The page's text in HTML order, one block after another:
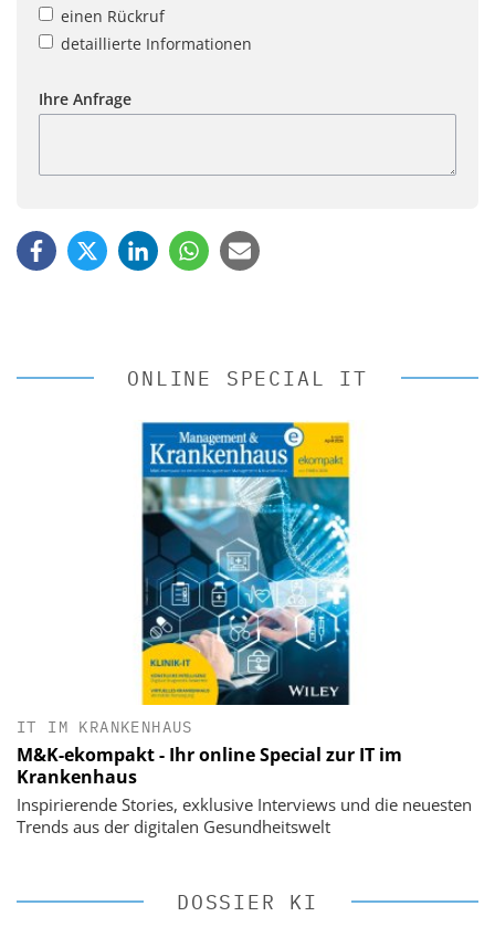
einen Rückruf
detaillierte Informationen
Ihre Anfrage
ONLINE SPECIAL IT
IT IM KRANKENHAUS
M&K-ekompakt - Ihr online Special zur IT im
Krankenhaus
Inspirierende Stories, exklusive Interviews und die neuesten
Trends aus der digitalen Gesundheitswelt
DOSSIER KI